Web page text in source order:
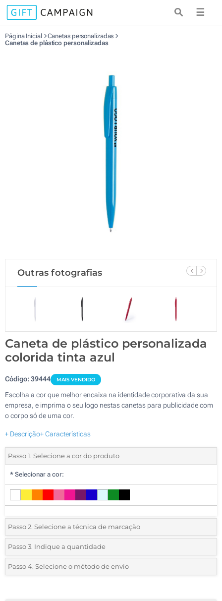
☰
Página Inicial
Canetas personalizadas
Canetas de plástico personalizadas
Outras fotografias
Caneta de plástico personalizada
colorida tinta azul
Código:39444 MAIS VENDIDO
Escolha a cor que melhor encaixa na identidade corporativa da sua
empresa, e imprima o seu logo nestas canetas para publicidade com
o corpo só de uma cor.
+ Descrição+ Características
Passo 1. Selecione a cor do produto
* Selecionar a cor:
Passo 2. Selecione a técnica de marcação
*Selecione o tipo de marcação e as cores do logotipo:
1 Cor (No corpo)
Passo 3. Indique a quantidade
*Quantidade mínima:1555
Passo 4. Selecione o método de envio